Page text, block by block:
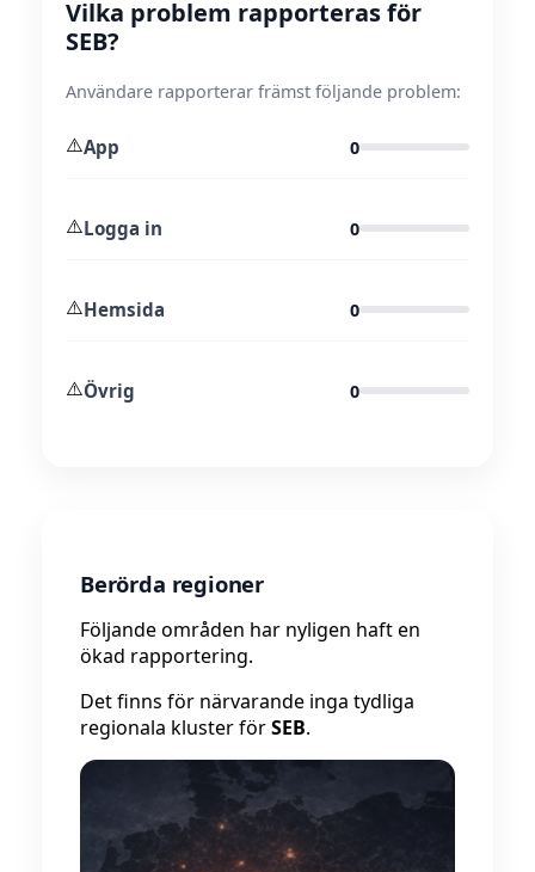
Vilka problem rapporteras för
SEB?
Användare rapporterar främst följande problem:
⚠️App 0
⚠️Logga in 0
⚠️Hemsida 0
⚠️Övrig 0
Berörda regioner
Följande områden har nyligen haft en
ökad rapportering.
Det finns för närvarande inga tydliga
regionala kluster förSEB.